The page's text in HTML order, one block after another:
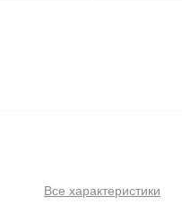
Все характеристики